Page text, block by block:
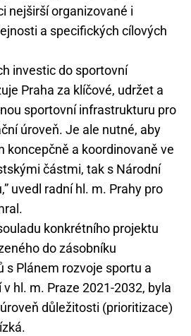
nejširší organizované i
a specifických cílových
investic do sportovní
Praha za klíčové, udržet a
sportovní infrastrukturu pro
úroveň. Je ale nutné, aby
koncepčně a koordinovaně ve
částmi, tak s Národní
uvedl radní hl. m. Prahy pro
konkrétního projektu
do zásobníku
s Plánem rozvoje sportu a
hl. m. Praze 2021-2032, byla
důležitosti (prioritizace)